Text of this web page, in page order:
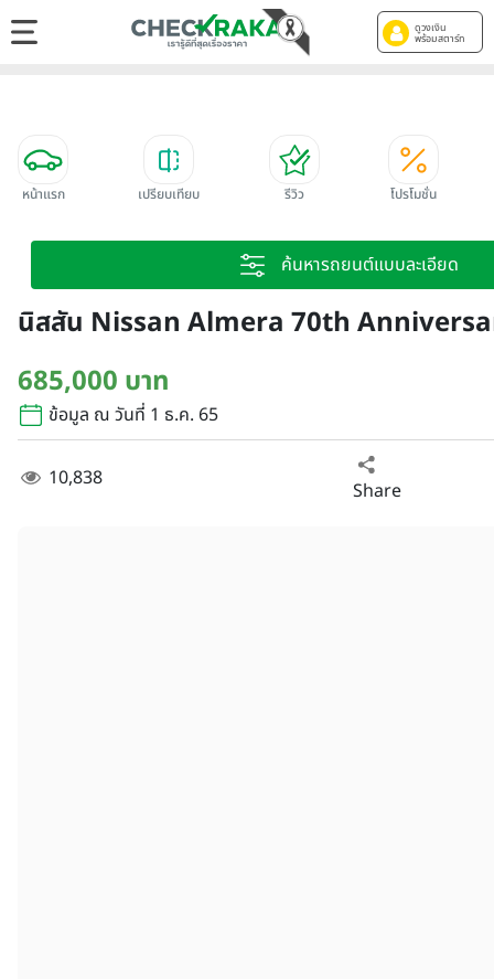
ดูวงเงิน
พร้อมสตาร์ท
หน้าแรก เปรียบเทียบ รีวิว โปรโมชั่น
ค้นหารถยนต์แบบละเอียด
นิสสัน Nissan Almera 70th
685,000 บาท
ข้อมูล ณ วันที่ 1 ธ.ค. 65
10,838 Share